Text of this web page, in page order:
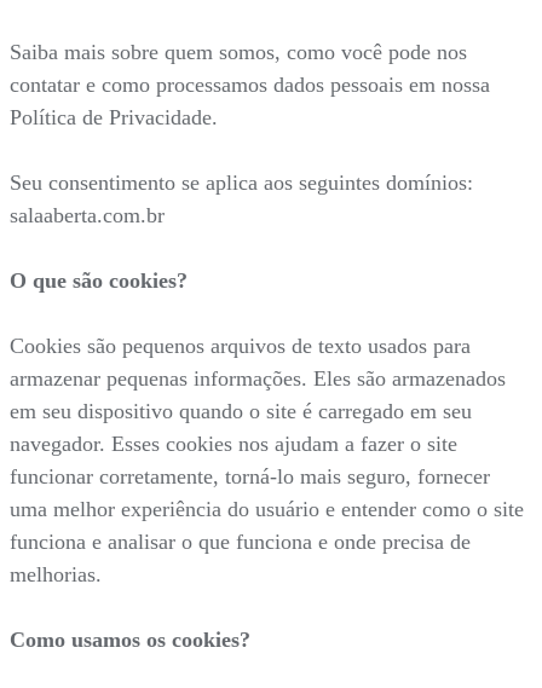
Saiba mais sobre quem somos, como você pode nos
contatar e como processamos dados pessoais em nossa
Política de Privacidade.
Seu consentimento se aplica aos seguintes domínios:
salaaberta.com.br
O que são cookies?
Cookies são pequenos arquivos de texto usados para
armazenar pequenas informações. Eles são armazenados
em seu dispositivo quando o site é carregado em seu
navegador. Esses cookies nos ajudam a fazer o site
funcionar corretamente, torná-lo mais seguro, fornecer
uma melhor experiência do usuário e entender como o site
funciona e analisar o que funciona e onde precisa de
melhorias.
Como usamos os cookies?